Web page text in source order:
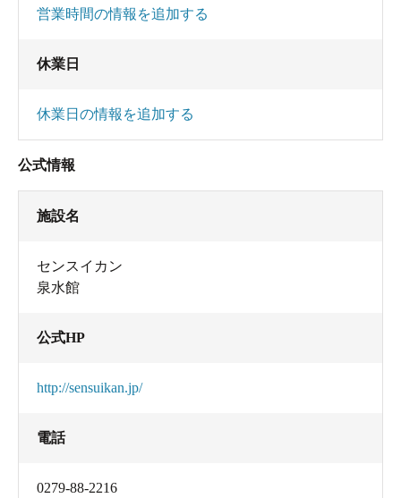
営業時間の情報を追加する
休業日
休業日の情報を追加する
公式情報
施設名
センスイカン
泉水館
公式HP
http://sensuikan.jp/
電話
0279-88-2216